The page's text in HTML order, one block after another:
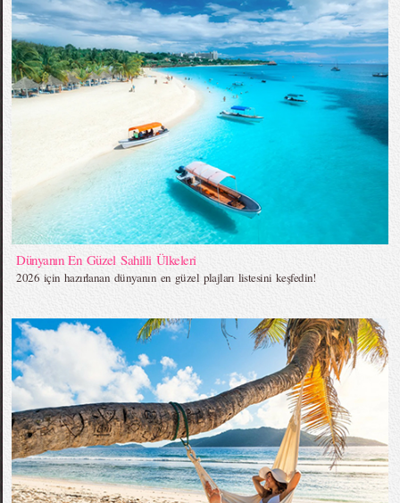
Dünyanın En Güzel Sahilli Ülkeleri
2026 için hazırlanan dünyanın en güzel plajları listesini keşfedin!